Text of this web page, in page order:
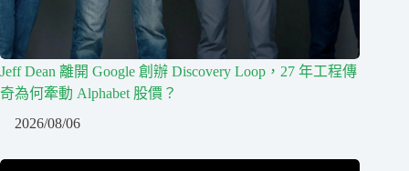
Jeff Dean 離開 Google 創辦 Discovery Loop，27 年工程傳
奇為何牽動 Alphabet 股價？
2026/08/06